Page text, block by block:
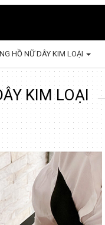
HỒ NỮ DÂY KIM LOẠI
KIM LOẠI